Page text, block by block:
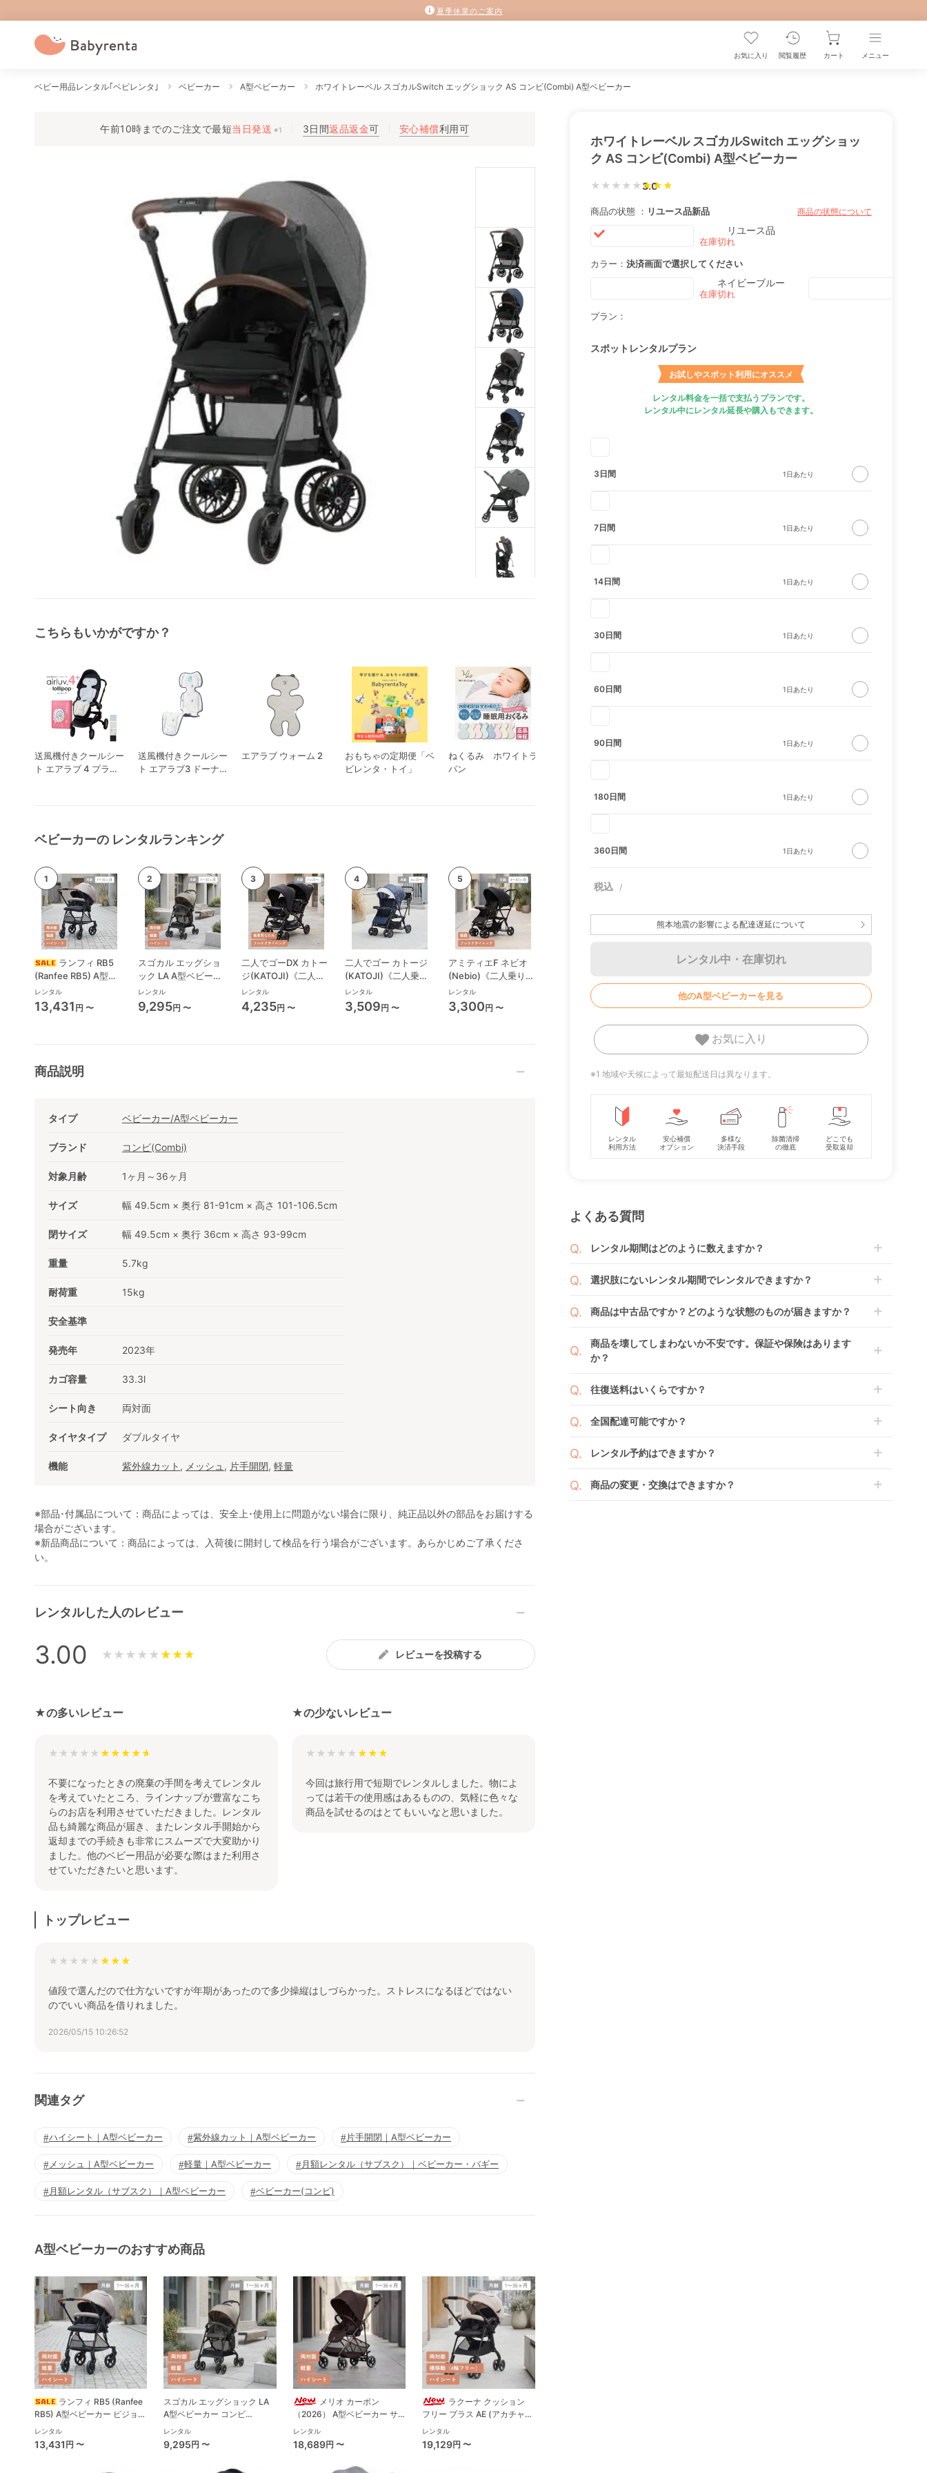
夏季休業のご案内
お気に入り 閲覧履歴 カート メニュー
ベビー用品レンタル｢ベビレンタ｣ ベビーカー A型ベビーカー ホワイトレーベル スゴカルSwitch エッグショック AS コンビ(Combi) A型ベビーカー
午前10時までのご注文で最短当日発送 ※1 3日間返品返金可 安心補償利用可
ホワイトレーベル スゴカルSwitch エッグショッ
ク AS コンビ(Combi) A型ベビーカー
★★★★★3.0
商品の状態 ： リユース品新品 商品の状態について
リユース品
カラー： 決済画面で選択してください
ネイビーブルー
プラン：
スポットレンタルプラン
お試しやスポット利用にオススメ
レンタル料金を一括で支払うプランです。
レンタル中にレンタル延長や購入もできます。
3日間
7日間
14日間
30日間
60日間
90日間
180日間
360日間
熊本地震の影響による配達遅延について
レンタル中・在庫切れ
他のA型ベビーカーを見る
お気に入り
※1 地域や天候によって最短配送日は異なります。
レンタル
利用方法
安心補償
オプション
多様な
決済手段
除菌清掃
の徹底
どこでも
受取返却
よくある質問
レンタル期間はどのように数えますか？
ります。
者（佐川急便）に商品の引渡しとなります。
選択肢にないレンタル期間でレンタルできますか？
です。
くか、もしくは6ヶ月レンタルご注文の上で、早期にご返却くださ
い。
商品は中古品ですか？どのような状態のものが届きますか？
す。
新品商品はメーカーから仕入れた状態のものをお送りします。商品に
ます。
ざいます。その際、メーカーの都合によっては、表示されているお届
せていただく場合がございます。あらかじめご了承ください。
す。
商品を壊してしまわないか不安です。保証や保険はあります
か？
ご注文時に商品と一緒にカートへ入れ安心補償オプションをご購入く
２つのプランごとに補償内容は異なります。
往復送料はいくらですか？
ページから住所を入力すると送料が確認いただけます。
全国配達可能ですか？
※空港への配達はご対応できかねますのであらかじめご了承くださ
レンタル予約はできますか？
商品のご注文時にご希望のお日にちに配送日指定をしてください。レ
商品の変更・交換はできますか？
こちらもいかがですか？
送風機付きクールシー
ト エアラブ 4 プラス
送風機付きクールシー
ト エアラブ3 ドーナ
エアラブ ウォーム 2
おもちゃの定期便「ベ
ビレンタ・トイ」
ねくるみ ホワイトラ
パン
ベビーカーの レンタルランキング
ランフィ RB5
(Ranfee RB5) A型ベ
ビーカー ピジョン
(pigeon)
レンタル
13,431 円 〜
スゴカル エッグショ
ック LA A型ベビーカ
ー コンビ(Combi)
レンタル
9,295円 〜
二人でゴーDX カトー
ジ(KATOJI)《二人乗
り》 二人乗り/双子用
ベビーカー
レンタル
4,235円 〜
二人でゴー カトージ
(KATOJI)《二人乗
り》 二人乗り/双子用
ベビーカー
レンタル
3,509円 〜
アミティエF ネビオ
(Nebio)《二人乗り》
二人乗り/双子用ベビ
ーカー
レンタル
3,300円 〜
ーカー サイベックス
18,689円 〜
ラクーナ クッ
限定モデル) A型ベビ
(Aprica)
レンタル
19,129円 〜
ラクーナ ビッテ クッ
ポ限定モデル) A型ベ
(aprica)
レンタル
13,684円 〜
商品説明
タイプ ベビーカー/A型ベビーカー
ブランド コンビ(Combi)
対象月齢 1ヶ月～36ヶ月
サイズ 幅 49.5cm × 奥行 81-91cm × 高さ 101-106.5cm
閉サイズ 幅 49.5cm × 奥行 36cm × 高さ 93-99cm
重量 5.7kg
耐荷重 15kg
安全基準
発売年 2023年
カゴ容量 33.3l
シート向き 両対面
タイヤタイプ ダブルタイヤ
機能 紫外線カット , メッシュ , 片手開閉, 軽量
※部品･付属品について：商品によっては、安全上･使用上に問題がない場合に限り、純正品以外の部品をお届けする
場合がございます。
※新品商品について：商品によっては、入荷後に開封して検品を行う場合がございます。あらかじめご了承くださ
い。
レンタルした人のレビュー
3.00 ★★★★★ レビューを投稿する
★の多いレビュー
★★★★★
不要になったときの廃棄の手間を考えてレンタル
を考えていたところ、ラインナップが豊富なこち
らのお店を利用させていただきました。レンタル
品も綺麗な商品が届き、またレンタル手開始から
返却までの手続きも非常にスムーズで大変助かり
ました。他のベビー用品が必要な際はまた利用さ
せていただきたいと思います。
★の少ないレビュー
★★★★★
今回は旅行用で短期でレンタルしました。物によ
っては若干の使用感はあるものの、気軽に色々な
商品を試せるのはとてもいいなと思いました。
トップレビュー
★★★★★
値段で選んだので仕方ないですが年期があったので多少操縦はしづらかった。ストレスになるほどではない
のでいい商品を借りれました。
2026/05/15 10:26:52
関連タグ
ハイシート｜A型ベビーカー 紫外線カット｜A型ベビーカー 片手開閉｜A型ベビーカー
メッシュ｜A型ベビーカー 軽量｜A型ベビーカー 月額レンタル（サブスク）｜ベビーカー・バギー
月額レンタル（サブスク）｜A型ベビーカー ベビーカー(コンビ)
A型ベビーカーのおすすめ商品
ランフィ RB5 (Ranfee
RB5) A型ベビーカー ピジョン
(pigeon)
レンタル
13,431 円 〜
スゴカル エッグショック LA
A型ベビーカー コンビ
(Combi)
レンタル
9,295円 〜
メリオ カーボン
（2026） A型ベビーカー サ
イベックス(cybex)
レンタル
18,689円 〜
ラクーナ クッション
フリー プラス AE (アカチャン
ホンポ限定モデル) A型ベビー
カー アップリカ(Aprica)
レンタル
19,129円 〜